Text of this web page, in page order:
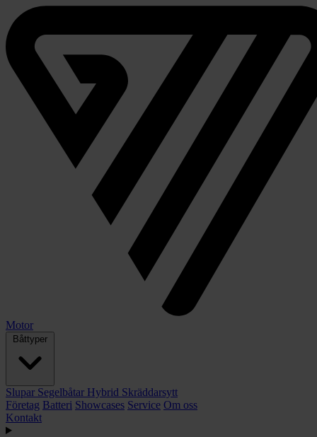
Motor
Båttyper
Slupar Segelbåtar Hybrid Skräddarsytt
Företag Batteri Showcases Service Om oss
Kontakt